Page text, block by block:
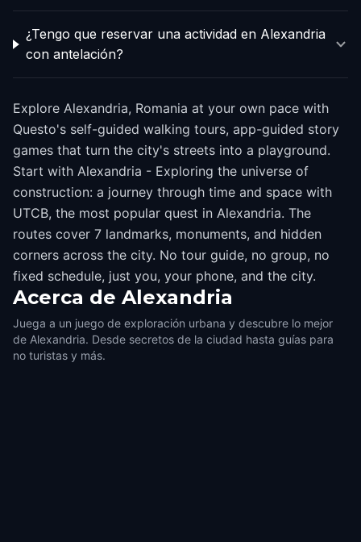
¿Tengo que reservar una actividad en Alexandria
con antelación?
Explore Alexandria, Romania at your own pace with
Questo's self-guided walking tours, app-guided story
games that turn the city's streets into a playground.
Start with Alexandria - Exploring the universe of
construction: a journey through time and space with
UTCB, the most popular quest in Alexandria. The
routes cover 7 landmarks, monuments, and hidden
corners across the city. No tour guide, no group, no
fixed schedule, just you, your phone, and the city.
Acerca de Alexandria
Juega a un juego de exploración urbana y descubre lo mejor
de Alexandria. Desde secretos de la ciudad hasta guías para
no turistas y más.